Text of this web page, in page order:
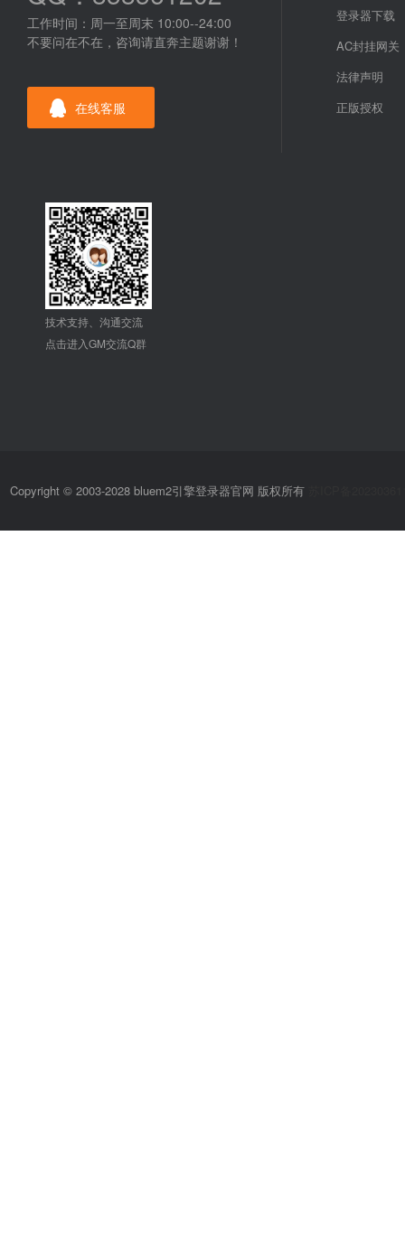
工作时间：周一至周末 10:00--24:00
不要问在不在，咨询请直奔主题谢谢！
在线客服
登录器下载
AC封挂网关
法律声明
正版授权
技术支持、沟通交流
点击进入GM交流Q群
Copyright © 2003-2028 bluem2引擎登录器官网 版权所有